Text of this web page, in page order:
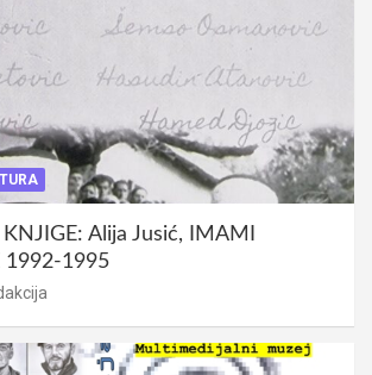
Alija Jusić, IMAMI
1992-1995